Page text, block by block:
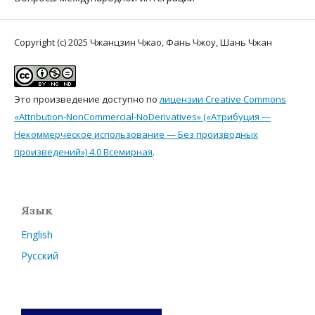
Copyright (c) 2025 Чжанцзин Чжао, Фань Чжоу, Шань Чжан
Это произведение доступно полицензии Creative Commons
«Attribution-NonCommercial-NoDerivatives» («Атрибуция —
Некоммерческое использование — Без производных
произведений») 4.0 Всемирная.
Язык
English
Русский